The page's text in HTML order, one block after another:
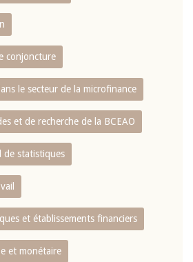
conjoncture
le secteur de la microfinance
et de recherche de la BCEAO
de statistiques
et établissements financiers
et monétaire